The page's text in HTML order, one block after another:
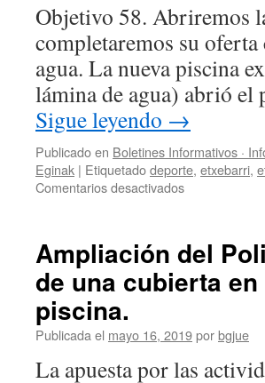
Objetivo 58. Abriremos
completaremos su
agua. La nueva piscina
lámina de agua) abrió
Sigue leyendo →
Publicado en Boletines Informativos ·
Eginak | Etiquetadodeporte, etxebarri,
Comentarios desactivadosen
Helburuak
betetzen
Ampliación del
de una cubierta
piscina.
Publicada el mayo 16, 2019porbgjue
La apuesta por las